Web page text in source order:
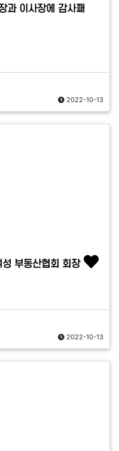
과 이사장에 감사패
2022-10-13
부동산협회 회장
2022-10-13